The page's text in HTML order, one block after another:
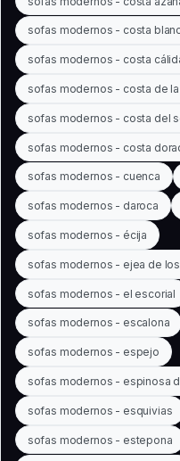
sofas modernos - costa
sofas modernos - costa
sofas modernos - costa de
sofas modernos - costa del
sofas modernos - costa
sofas modernos - cuenca
sofas modernos - daroca
sofas modernos - écija
sofas modernos - ejea de
sofas modernos - el escorial
sofas modernos - escalona
sofas modernos - espejo
sofas modernos - espinosa
sofas modernos - esquivias
sofas modernos - estepona